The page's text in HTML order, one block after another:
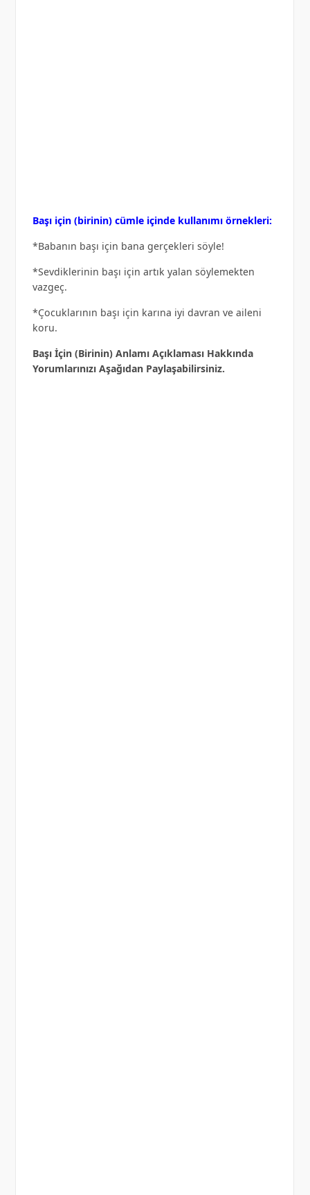
Başı için (birinin) cümle içinde kullanımı örnekleri:
*Babanın başı için bana gerçekleri söyle!
*Sevdiklerinin başı için artık yalan söylemekten
vazgeç.
*Çocuklarının başı için karına iyi davran ve aileni
koru.
Başı İçin (Birinin) Anlamı Açıklaması Hakkında
Yorumlarınızı Aşağıdan Paylaşabilirsiniz.